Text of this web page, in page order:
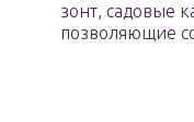
зонт, садовые
позволяющие